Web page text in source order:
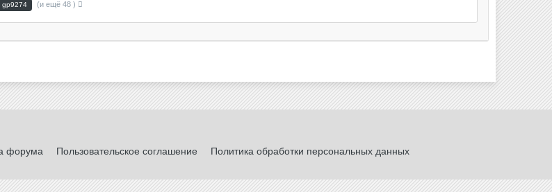
gp9274 (и ещё 48 )
форума Пользовательское соглашение Политика обработки персональных данных